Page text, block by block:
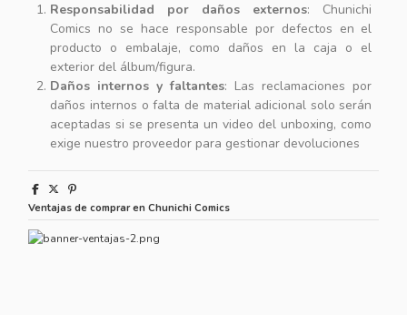
Responsabilidad por daños externos: Chunichi
Comics no se hace responsable por defectos en el
producto o embalaje, como daños en la caja o el
exterior del álbum/figura.
Daños internos y faltantes: Las reclamaciones por
daños internos o falta de material adicional solo serán
aceptadas si se presenta un video del unboxing, como
exige nuestro proveedor para gestionar devoluciones
Ventajas de comprar en Chunichi Comics